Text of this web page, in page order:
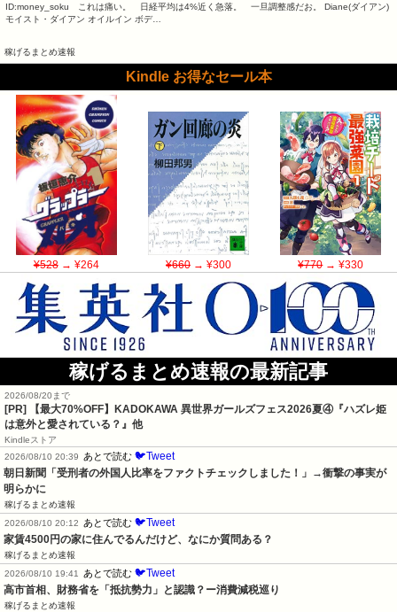
ID:money_soku これは痛い。 日経平均は4%近く急落。 一旦調整感だお。 Diane(ダイアン)
モイスト・ダイアン オイルイン ボデ…
稼げるまとめ速報
Kindle お得なセール本
¥528→ ¥264 ¥660→ ¥300 ¥770→ ¥330
稼げるまとめ速報の最新記事
2026/08/20まで
[PR] 【最大70%OFF】KADOKAWA 異世界ガールズフェス2026夏④『ハズレ姫
は意外と愛されている？』他
Kindleストア
2026/08/10 20:39
あとで読む 🐦Tweet
朝日新聞「受刑者の外国人比率をファクトチェックしました！」→衝撃の事実が
明らかに
稼げるまとめ速報
2026/08/10 20:12
あとで読む 🐦Tweet
家賃4500円の家に住んでるんだけど、なにか質問ある？
稼げるまとめ速報
2026/08/10 19:41
あとで読む 🐦Tweet
高市首相、財務省を「抵抗勢力」と認識？ー消費減税巡り
稼げるまとめ速報